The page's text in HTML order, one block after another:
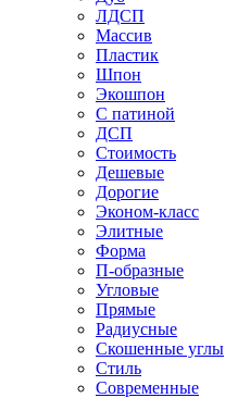
ЛДСП
Массив
Пластик
Шпон
Экошпон
С патиной
ДСП
Стоимость
Дешевые
Дорогие
Эконом-класс
Элитные
Форма
П-образные
Угловые
Прямые
Радиусные
Скошенные углы
Стиль
Современные